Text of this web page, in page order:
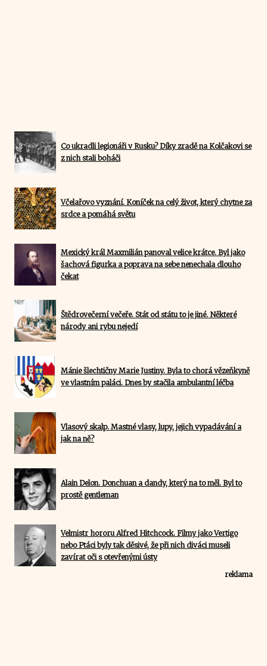
Co ukradli legionáři v Rusku? Díky zradě na Kolčakovi se
z nich stali boháči
Včelařovo vyznání. Koníček na celý život, který chytne za
srdce a pomáhá světu
Mexický král Maxmilián panoval velice krátce. Byl jako
šachová figurka a poprava na sebe nenechala dlouho
čekat
Štědrovečerní večeře. Stát od státu to je jiné. Některé
národy ani rybu nejedí
Mánie šlechtičny Marie Justiny. Byla to chorá vězeňkyně
ve vlastním paláci. Dnes by stačila ambulantní léčba
Vlasový skalp. Mastné vlasy, lupy, jejich vypadávání a
jak na ně?
Alain Delon. Donchuan a dandy, který na to měl. Byl to
prostě gentleman
Velmistr hororu Alfred Hitchcock. Filmy jako Vertigo
nebo Ptáci byly tak děsivé, že při nich diváci museli
zavírat oči s otevřenými ústy
reklama